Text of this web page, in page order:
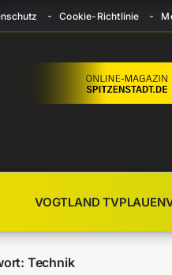
Cookie-Richtlinie
VOGTLAND TVPLAUEN
Technik